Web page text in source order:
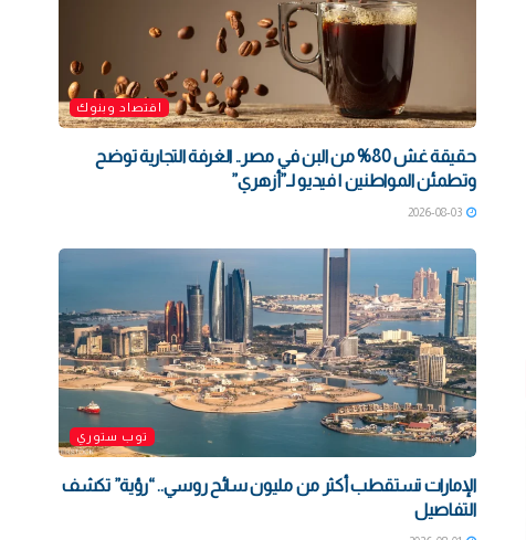
اقتصاد وبنوك
حقيقة غش 80% من البن في مصر.. الغرفة التجارية توضح
وتطمئن المواطنين | فيديو لـ”أزهري”
2026-08-03
توب ستوري
الإمارات تستقطب أكثر من مليون سائح روسي.. “رؤية” تكشف
التفاصيل